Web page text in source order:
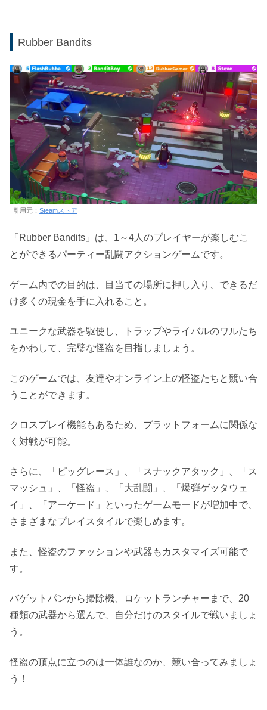
Rubber Bandits
引用元： Steamストア
「Rubber Bandits」は、1～4人のプレイヤーが楽しむこ
とができるパーティー乱闘アクションゲームです。
ゲーム内での目的は、目当ての場所に押し入り、できるだ
け多くの現金を手に入れること。
ユニークな武器を駆使し、トラップやライバルのワルたち
をかわして、完璧な怪盗を目指しましょう。
このゲームでは、友達やオンライン上の怪盗たちと競い合
うことができます。
クロスプレイ機能もあるため、プラットフォームに関係な
く対戦が可能。
さらに、「ピッグレース」、「スナックアタック」、「ス
マッシュ」、「怪盗」、「大乱闘」、「爆弾ゲッタウェ
イ」、「アーケード」といったゲームモードが増加中で、
さまざまなプレイスタイルで楽しめます。
また、怪盗のファッションや武器もカスタマイズ可能で
す。
バゲットパンから掃除機、ロケットランチャーまで、20
種類の武器から選んで、自分だけのスタイルで戦いましょ
う。
怪盗の頂点に立つのは一体誰なのか、競い合ってみましょ
う！